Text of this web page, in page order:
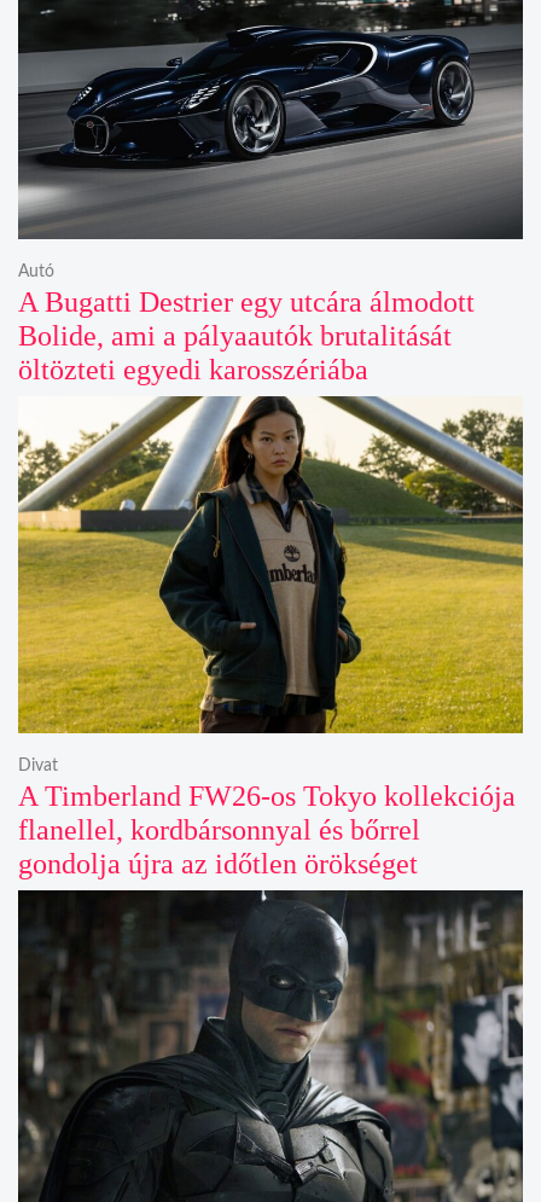
A Bugatti Destrier egy utcára álmodott
Bolide, ami a pályaautók brutalitását
öltözteti egyedi karosszériába
Autó
A Timberland FW26-os Tokyo kollekciója
flanellel, kordbársonnyal és bőrrel
gondolja újra az időtlen örökséget
Divat